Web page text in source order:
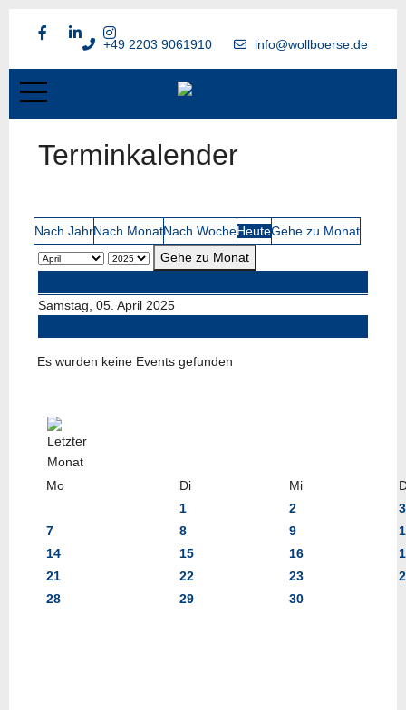
+49 2203 9061910 info@wollboerse.de
Terminkalender
Nach JahrNach MonatNach WocheHeuteGehe zu Monat
Gehe zu Monat
Samstag, 05. April 2025
Es wurden keine Events gefunden
Mo Di Mi
1
2
3
7
8 9
14
15 16
21
22 23
28
29 30